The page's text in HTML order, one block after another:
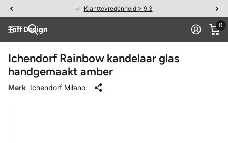
Klanttevredenheid > 9.3
Toff Design 0
Ichendorf Rainbow kandelaar glas
handgemaakt amber
Merk Ichendorf Milano